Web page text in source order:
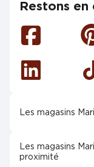
Restons
Facebook
Linkedin
Les magasins
Les magasins
proximité